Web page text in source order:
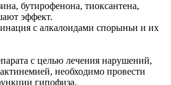
бутирофенона, тиоксантена,
эффект.
с алкалоидами спорыньи и их
с целью лечения нарушений,
необходимо провести
гипофиза.